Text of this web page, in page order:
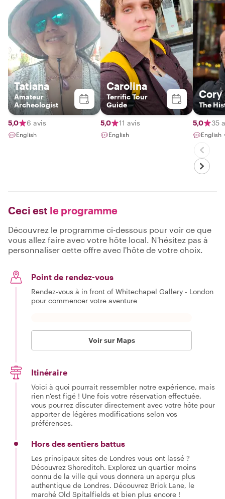
Tatiana
Amateur
Archeologist
5,0 6 avis
English
Carolina
Terrific Tour
Guide
5,0 11 avis
English
Cory
The
5,0 35
English
Ceci est le programme
Découvrez le programme ci-dessous pour voir ce que
vous allez faire avec votre hôte local. N'hésitez pas à
personnaliser cette offre avec l'hôte de votre choix.
Point de rendez-vous
Rendez-vous à in front of Whitechapel Gallery - London
pour commencer votre aventure
Voir sur Maps
Itinéraire
Voici à quoi pourrait ressembler notre expérience, mais
rien n'est figé ! Une fois votre réservation effectuée,
vous pourrez discuter directement avec votre hôte pour
apporter de légères modifications selon vos
préférences.
Hors des sentiers battus
Les principaux sites de Londres vous ont lassé ?
Découvrez Shoreditch. Explorez un quartier moins
connu de la ville qui vous donnera un aperçu plus
authentique de Londres. Découvrez Brick Lane, le
marché Old Spitalfields et bien plus encore !